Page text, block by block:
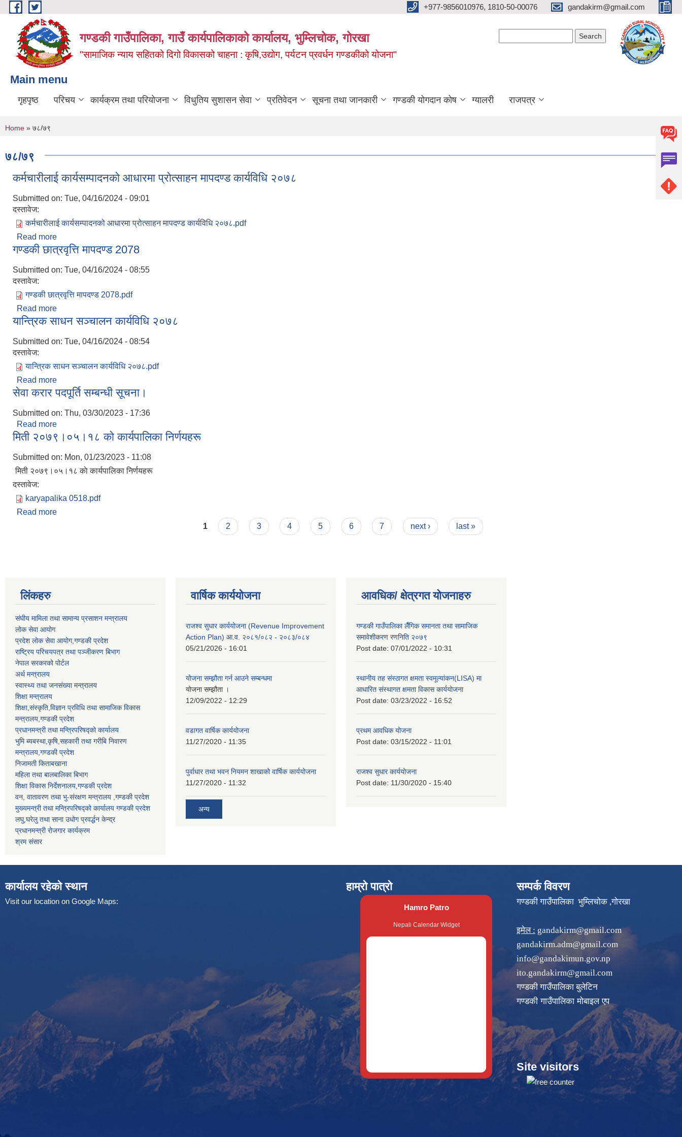
Skip to main content +977-9856010976, 1810-50-00076 gandakirm@gmail.com
गण्डकी गाउँपालिका, गाउँ कार्यपालिकाको कार्यालय, भुम्लिचोक, गोरखा
"सामाजिक न्याय सहितको दिगो विकासको चाहना : कृषि,उद्योग, पर्यटन प्रवर्धन गण्डकीको योजना"
Main menu
गृहपृष्ठ परिचय कार्यक्रम तथा परियोजना विधुतिय सुशासन सेवा प्रतिवेदन सूचना तथा जानकारी गण्डकी योगदान कोष ग्यालरी राजपत्र
You are here
Home » ७८/७९
७८/७९
कर्मचारीलाई कार्यसम्पादनको आधारमा प्रोत्साहन मापदण्ड कार्यविधि २०७८
Submitted on: Tue, 04/16/2024 - 09:01
दस्तावेज:
कर्मचारीलाई कार्यसम्पादनको आधारमा प्रोत्साहन मापदण्ड कार्यविधि २०७८.pdf
Read more
गण्डकी छात्रवृत्ति मापदण्ड 2078
Submitted on: Tue, 04/16/2024 - 08:55
दस्तावेज:
गण्डकी छात्रवृत्ति मापदण्ड 2078.pdf
Read more
यान्त्रिक साधन सञ्चालन कार्यविधि २०७८
Submitted on: Tue, 04/16/2024 - 08:54
दस्तावेज:
यान्त्रिक साधन सञ्चालन कार्यविधि २०७८.pdf
Read more
सेवा करार पदपूर्ति सम्बन्धी सूचना।
Submitted on: Thu, 03/30/2023 - 17:36
Read more
मिती २०७९।०५।१८ काे कार्यपालिका निर्णयहरू
Submitted on: Mon, 01/23/2023 - 11:08
मिती २०७९।०५।१८ काे कार्यपालिका निर्णयहरू
दस्तावेज:
karyapalika 0518.pdf
Read more
1 2 3 4 5 6 7 next › last »
लिंकहरु
संघीय मामिला तथा सामान्य प्रसाशन मन्त्रालय
लोक सेवा आयोग
प्रदेश लोक सेवा आयोग,गण्डकी प्रदेश
राष्ट्रिय परिचयपत्र तथा पञ्जीकरण बिभाग
नेपाल सरकरको पोर्टल
अर्थ मन्त्रालय
स्वास्थ्य तथा जनसंख्या मन्त्रालय
शिक्षा मन्त्रालय
शिक्षा,संस्कृति,विज्ञान प्रविधि तथा सामाजिक विकास
मन्त्रालय,गण्डकी प्रदेश
प्रधानमन्त्री तथा मन्त्रिपरिषद्को कार्यालय
भुमि ब्यबस्था,कृषि,सहकारी तथा गरीबि निवारण
मन्त्रालय,गण्डकी प्रदेश
निजामती किताबखाना
महिला तथा बालबालिका बिभाग
शिक्षा विकास निर्देशनालय,गण्डकी प्रदेश
वन, वातावरण तथा भु-संरक्षण मन्त्रालय ,गण्डकी प्रदेश
मुख्यमन्त्री तथा मन्त्रिपरिषद्को कार्यालय गण्डकी प्रदेश
लघु,घरेलु तथा साना उधोग प्रवर्द्धन केन्द्र
प्रधानमन्त्री रोजगार कार्यक्रम
श्रम संसार
वार्षिक कार्ययोजना
राजश्व सुधार कार्ययोजना (Revenue Improvement
Action Plan) आ.व. २०८१/०८२ - २०८३/०८४
05/21/2026 - 16:01
योजना सम्झौता गर्न आउने सम्बन्धमा
योजना सम्झौता ।
12/09/2022 - 12:29
वडागत वार्षिक कार्ययोजना
11/27/2020 - 11:35
पुर्वाधार तथा भवन नियमन शाखाको वार्षिक कार्ययोजना
11/27/2020 - 11:32
अन्य
आवधिक/ क्षेत्रगत योजनाहरु
गण्डकी गाउँपालिका लैँगिक समानता तथा सामाजिक
समावेशीकरण रणनिति २०७९
Post date: 07/01/2022 - 10:31
स्थानीय तह संस्ठागत क्षमता स्वमूल्यांकन(LISA) मा
आधारित संस्थागत क्षमता विकास कार्ययोजना
Post date: 03/23/2022 - 16:52
प्रथम आवधिक योजना
Post date: 03/15/2022 - 11:01
राजश्व सुधार कार्ययोजना
Post date: 11/30/2020 - 15:40
कार्यालय रहेको स्थान
Visit our location on Google Maps:
हाम्रो पात्रो
Hamro Patro
Nepali Calendar Widget
सम्पर्क विवरण
गण्डकी गाउँपालिका भुम्लिचोक ,गोरखा
इमेल : gandakirm@gmail.com
gandakirm.adm@gmail.com
info@gandakimun.gov.np
ito.gandakirm@gmail.com
गण्डकी गाउँपालिका बुलेटिन
गण्डकी गाउँपालिका मोबाइल एप
Site visitors